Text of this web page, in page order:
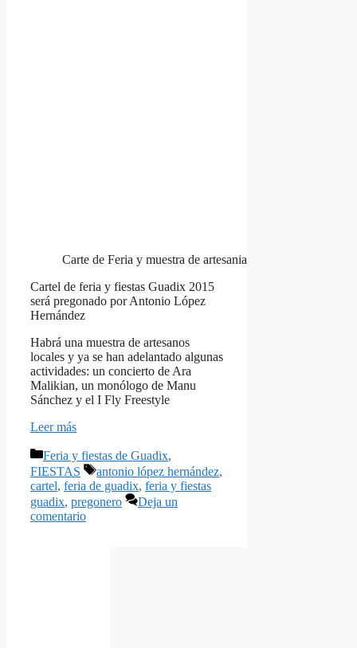
Carte de Feria y muestra de artesania
Cartel de feria y fiestas Guadix 2015
será pregonado por Antonio López
Hernández
Habrá una muestra de artesanos
locales y ya se han adelantado algunas
actividades: un concierto de Ara
Malikian, un monólogo de Manu
Sánchez y el I Fly Freestyle
Leer más
Categorías
Feria y fiestas de Guadix,
FIESTAS
Etiquetas
antonio lópez hernández,
cartel, feria de guadix, feria y fiestas
guadix, pregonero
Deja un
comentario